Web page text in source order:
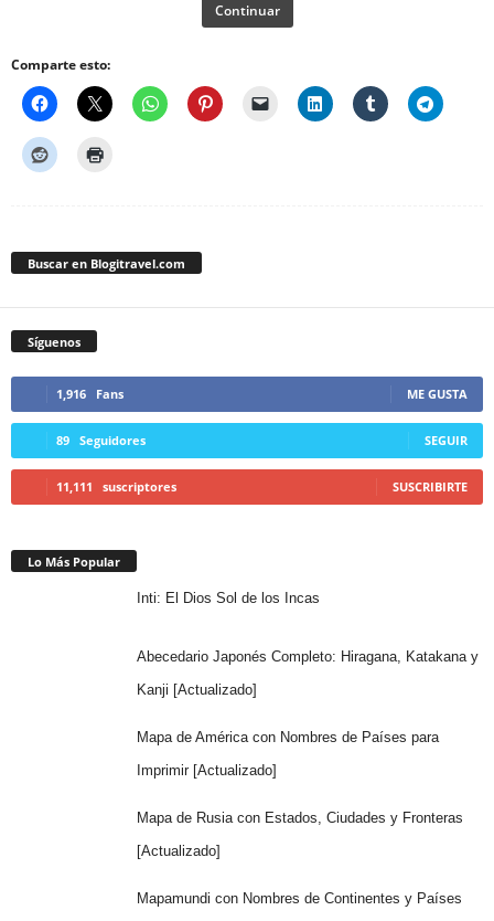
Continuar
Comparte esto:
Buscar en Blogitravel.com
Síguenos
1,916 Fans ME GUSTA
89 Seguidores SEGUIR
11,111 suscriptores SUSCRIBIRTE
Lo Más Popular
Inti: El Dios Sol de los Incas
Abecedario Japonés Completo: Hiragana, Katakana y
Kanji [Actualizado]
Mapa de América con Nombres de Países para
Imprimir [Actualizado]
Mapa de Rusia con Estados, Ciudades y Fronteras
[Actualizado]
Mapamundi con Nombres de Continentes y Países